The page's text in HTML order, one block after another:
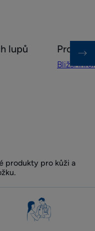
lupů
Bližší
informace
Program
Bližší
produkty pro kůži a